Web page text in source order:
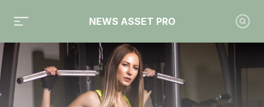
NEWS ASSET PRO
Toute l'actualité sur le tag "Portzamparc Gestion"